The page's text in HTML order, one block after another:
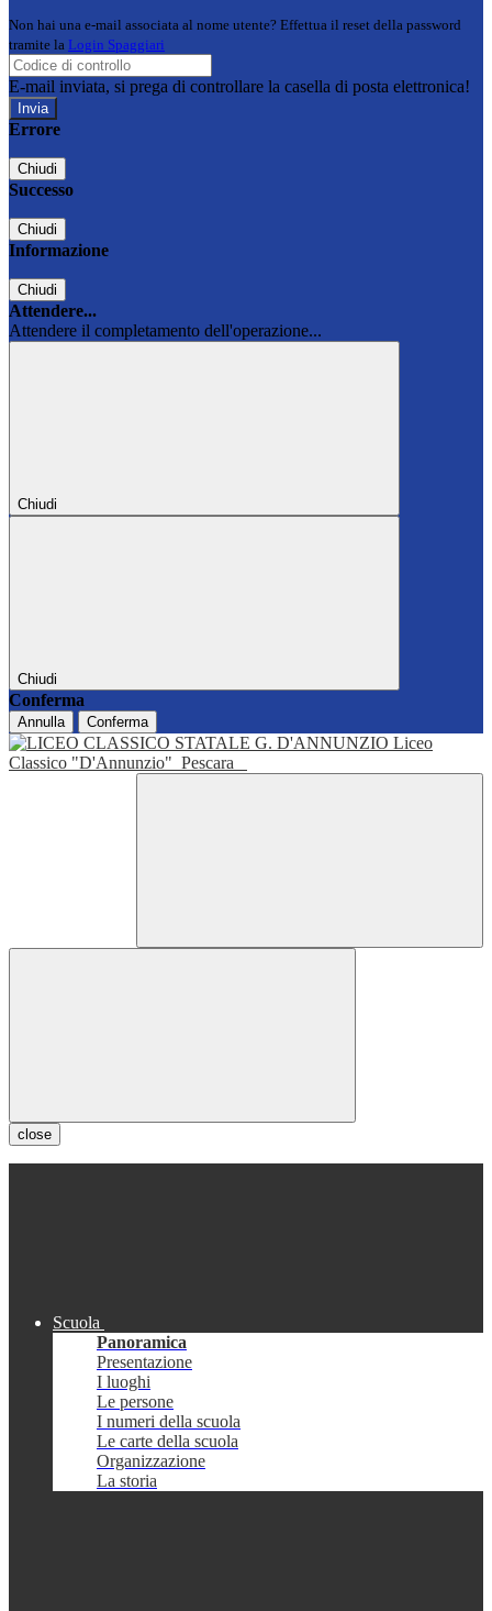
Non hai una e-mail associata al nome utente? Effettua il reset della password
tramite la Login Spaggiari
E-mail inviata, si prega di controllare la casella di posta elettronica!
Errore
Chiudi
Successo
Chiudi
Informazione
Chiudi
Attendere...
Attendere il completamento dell'operazione...
Chiudi
Chiudi
Conferma
Annulla Conferma
Liceo
Classico "D'Annunzio" Pescara
close
Scuola
Panoramica
Presentazione
I luoghi
Le persone
I numeri della scuola
Le carte della scuola
Organizzazione
La storia